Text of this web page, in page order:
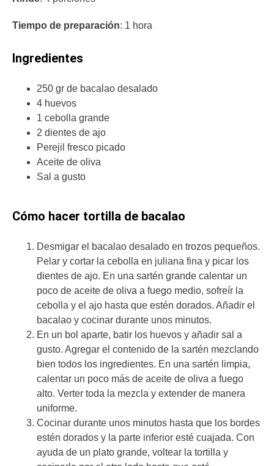
Tiempo de preparación: 1 hora
Ingredientes
250 gr de bacalao desalado
4 huevos
1 cebolla grande
2 dientes de ajo
Perejil fresco picado
Aceite de oliva
Sal a gusto
Cómo hacer tortilla de bacalao
Desmigar el bacalao desalado en trozos pequeños.
Pelar y cortar la cebolla en juliana fina y picar los
dientes de ajo. En una sartén grande calentar un
poco de aceite de oliva a fuego medio, sofreír la
cebolla y el ajo hasta que estén dorados. Añadir el
bacalao y cocinar durante unos minutos.
En un bol aparte, batir los huevos y añadir sal a
gusto. Agregar el contenido de la sartén mezclando
bien todos los ingredientes. En una sartén limpia,
calentar un poco más de aceite de oliva a fuego
alto. Verter toda la mezcla y extender de manera
uniforme.
Cocinar durante unos minutos hasta que los bordes
estén dorados y la parte inferior esté cuajada. Con
ayuda de un plato grande, voltear la tortilla y